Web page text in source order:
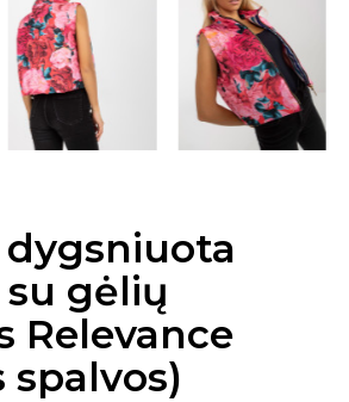
gėlių
Relevance
spalvos)